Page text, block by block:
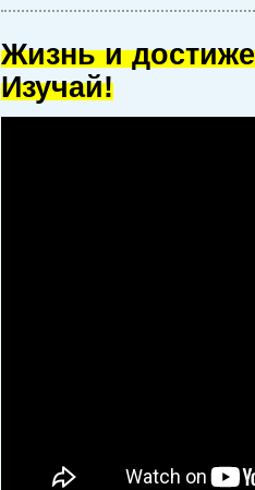
Жизнь и
Изучай!